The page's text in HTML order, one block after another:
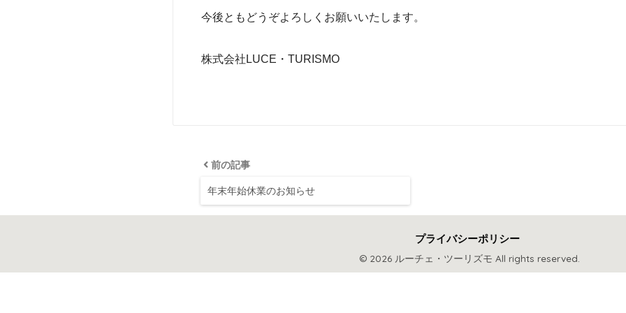
今後ともどうぞよろしくお願いいたします。
株式会社LUCE・TURISMO
前の記事
年末年始休業のお知らせ
プライバシーポリシー
© 2026 ルーチェ・ツーリズモ All rights reserved.